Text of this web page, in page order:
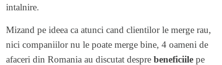
intalnire.
Mizand pe ideea ca atunci cand clientilor le merge rau,
nici companiilor nu le poate merge bine, 4 oameni de
afaceri din Romania au discutat despre beneficiile pe